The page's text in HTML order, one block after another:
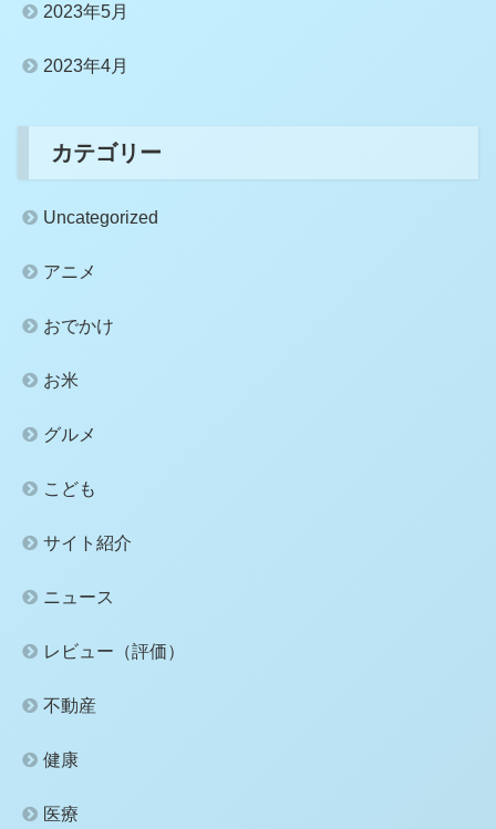
2023年5月
2023年4月
カテゴリー
Uncategorized
アニメ
おでかけ
お米
グルメ
こども
サイト紹介
ニュース
レビュー（評価）
不動産
健康
医療